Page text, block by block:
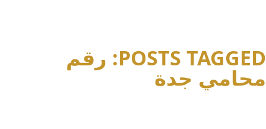
POSTS TAGGED: رقم
محامي جدة